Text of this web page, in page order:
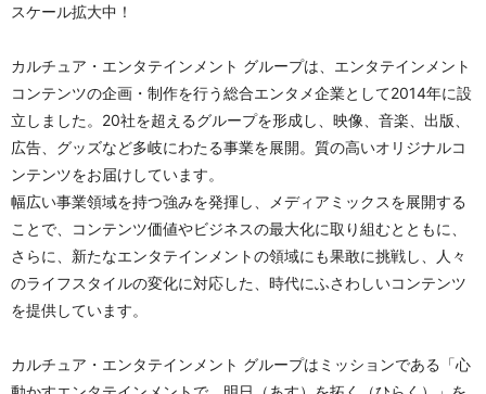
スケール拡大中！
カルチュア・エンタテインメント グループは、エンタテインメント
コンテンツの企画・制作を行う総合エンタメ企業として2014年に設
立しました。20社を超えるグループを形成し、映像、音楽、出版、
広告、グッズなど多岐にわたる事業を展開。質の高いオリジナルコ
ンテンツをお届けしています。
幅広い事業領域を持つ強みを発揮し、メディアミックスを展開する
ことで、コンテンツ価値やビジネスの最大化に取り組むとともに、
さらに、新たなエンタテインメントの領域にも果敢に挑戦し、人々
のライフスタイルの変化に対応した、時代にふさわしいコンテンツ
を提供しています。
カルチュア・エンタテインメント グループはミッションである「心